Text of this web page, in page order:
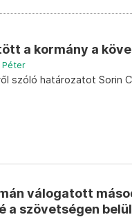
a kormány a
Péter
szóló határozatot Sorin
válogatott
a szövetségen